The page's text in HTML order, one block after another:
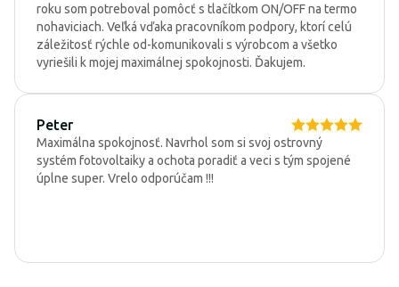
roku som potreboval pomôcť s tlačítkom ON/OFF na termo
nohaviciach. Veľká vďaka pracovníkom podpory, ktorí celú
záležitosť rýchle od-komunikovali s výrobcom a všetko
vyriešili k mojej maximálnej spokojnosti. Ďakujem.
Peter
Maximálna spokojnosť. Navrhol som si svoj ostrovný
systém fotovoltaiky a ochota poradiť a veci s tým spojené
úplne super. Vrelo odporúčam !!!